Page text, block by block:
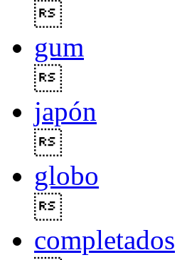
gum
japón
globo
completados